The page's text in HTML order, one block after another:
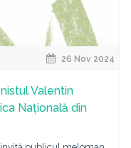
26 Nov 2024
Valentin
Națională din